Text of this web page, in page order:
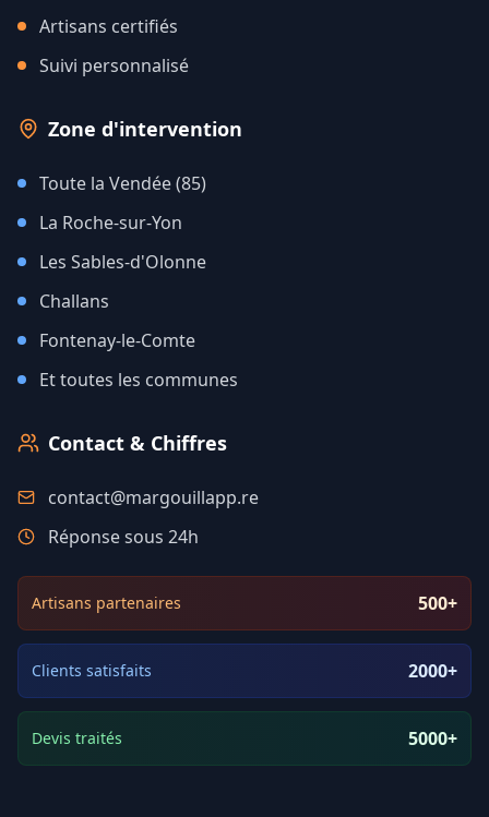
Artisans certifiés
Suivi personnalisé
Zone d'intervention
Toute la Vendée (85)
La Roche-sur-Yon
Les Sables-d'Olonne
Challans
Fontenay-le-Comte
Et toutes les communes
Contact & Chiffres
contact@margouillapp.re
Réponse sous 24h
Artisans partenaires 500+
Clients satisfaits 2000+
Devis traités 5000+